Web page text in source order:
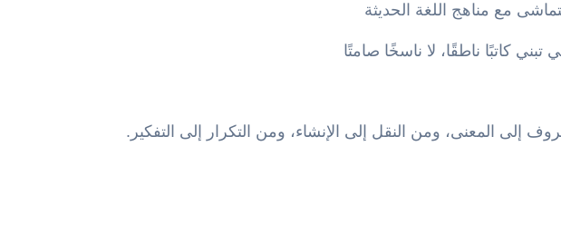
إلى المعنى، ومن النقل إلى الإنشاء، ومن التكرار إلى التفكير.